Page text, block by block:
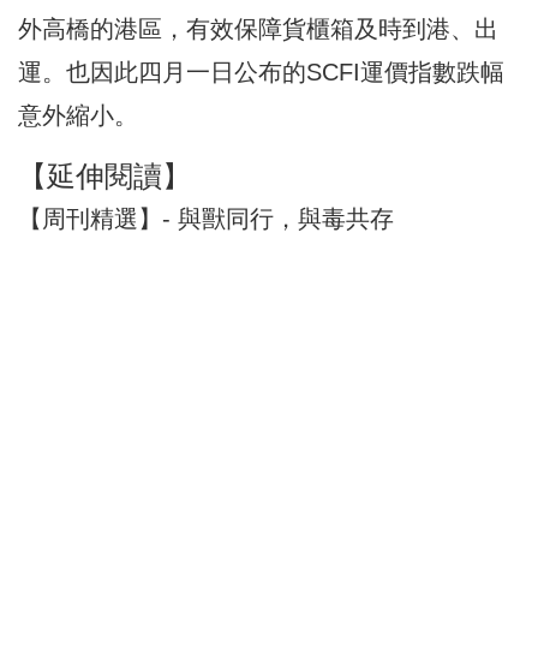
外高橋的港區，有效保障貨櫃箱及時到港、出
運。也因此四月一日公布的SCFI運價指數跌幅
意外縮小。
【延伸閱讀】
【周刊精選】- 與獸同行，與毒共存